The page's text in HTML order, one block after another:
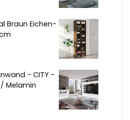
Braun Eichen-
- CITY -
Melamin